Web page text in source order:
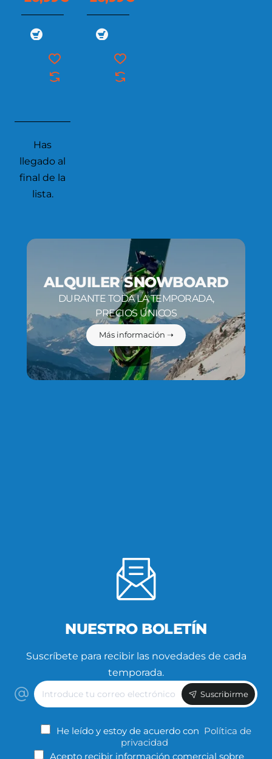
Has
llegado al
final de la
lista.
ALQUILER SNOWBOARD
DURANTE TODA LA TEMPORADA,
PRECIOS ÚNICOS
Más información ➝
NUESTRO BOLETÍN
Suscríbete para recibir las novedades de cada
temporada.
Introduce
tu
correo
Suscribirme
He leído y estoy de acuerdo con Política de
privacidad
Acepto recibir información comercial sobre